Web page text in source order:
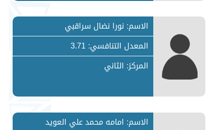
الاسم: نورا نضال سراقبي
المعدل التنافسي: 3.71
المركز: الثاني
الاسم: امامه محمد علي العويد